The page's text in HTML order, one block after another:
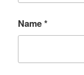
Name*